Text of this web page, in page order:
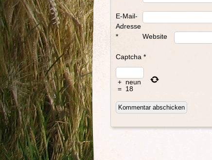
E-Mail-
Adresse
*
Website
Captcha *
+ neun
= 18